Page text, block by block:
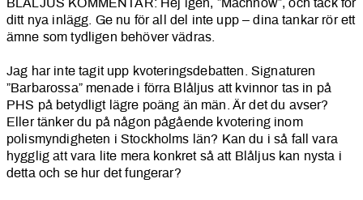
BLÅLJUS KOMMENTAR: Hej igen, ”Machnow”, och tack för
ditt nya inlägg. Ge nu för all del inte upp – dina tankar rör ett
ämne som tydligen behöver vädras.
Jag har inte tagit upp kvoteringsdebatten. Signaturen
”Barbarossa” menade i förra Blåljus att kvinnor tas in på
PHS på betydligt lägre poäng än män. Är det du avser?
Eller tänker du på någon pågående kvotering inom
polismyndigheten i Stockholms län? Kan du i så fall vara
hygglig att vara lite mera konkret så att Blåljus kan nysta i
detta och se hur det fungerar?